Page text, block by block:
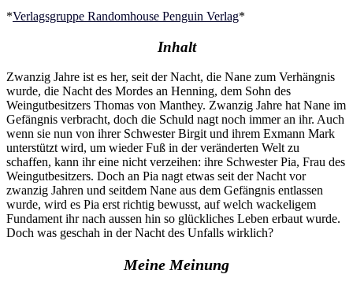
*Verlagsgruppe Randomhouse Penguin Verlag*
Inhalt
Zwanzig Jahre ist es her, seit der Nacht, die Nane zum Verhängnis
wurde, die Nacht des Mordes an Henning, dem Sohn des
Weingutbesitzers Thomas von Manthey. Zwanzig Jahre hat Nane im
Gefängnis verbracht, doch die Schuld nagt noch immer an ihr. Auch
wenn sie nun von ihrer Schwester Birgit und ihrem Exmann Mark
unterstützt wird, um wieder Fuß in der veränderten Welt zu
schaffen, kann ihr eine nicht verzeihen: ihre Schwester Pia, Frau des
Weingutbesitzers. Doch an Pia nagt etwas seit der Nacht vor
zwanzig Jahren und seitdem Nane aus dem Gefängnis entlassen
wurde, wird es Pia erst richtig bewusst, auf welch wackeligem
Fundament ihr nach aussen hin so glückliches Leben erbaut wurde.
Doch was geschah in der Nacht des Unfalls wirklich?
Meine Meinung